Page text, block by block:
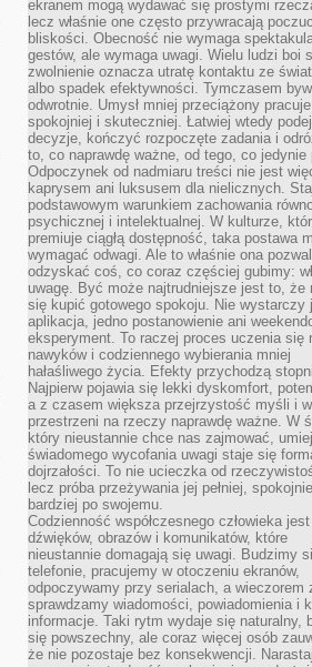
ekranem mogą wydawać się prostymi
lecz właśnie one często przywracają
bliskości. Obecność nie wymaga
gestów, ale wymaga uwagi. Wielu ludzi boi
zwolnienie oznacza utratę kontaktu ze
albo spadek efektywności. Tymczasem
odwrotnie. Umysł mniej przeciążony pracuje
spokojniej i skuteczniej. Łatwiej wtedy
decyzje, kończyć rozpoczęte zadania i
to, co naprawdę ważne, od tego, co jedynie
Odpoczynek od nadmiaru treści nie jest
kaprysem ani luksusem dla nielicznych.
podstawowym warunkiem zachowania
psychicznej i intelektualnej. W kulturze,
premiuje ciągłą dostępność, taka postawa
wymagać odwagi. Ale to właśnie ona
odzyskać coś, co coraz częściej gubimy:
uwagę. Być może najtrudniejsze jest to, że
się kupić gotowego spokoju. Nie wystarczy
aplikacja, jedno postanowienie ani
eksperyment. To raczej proces uczenia się
nawyków i codziennego wybierania mniej
hałaśliwego życia. Efekty przychodzą
Najpierw pojawia się lekki dyskomfort,
a z czasem większa przejrzystość myśli i
przestrzeni na rzeczy naprawdę ważne. W
który nieustannie chce nas zajmować,
świadomego wycofania uwagi staje się
dojrzałości. To nie ucieczka od
lecz próba przeżywania jej pełniej,
bardziej po swojemu.
Codzienność współczesnego człowieka jest
dźwięków, obrazów i komunikatów, które
nieustannie domagają się uwagi. Budzimy
telefonie, pracujemy w otoczeniu ekranów,
odpoczywamy przy serialach, a wieczorem
sprawdzamy wiadomości, powiadomienia i
informacje. Taki rytm wydaje się naturalny,
się powszechny, ale coraz więcej osób
że nie pozostaje bez konsekwencji.